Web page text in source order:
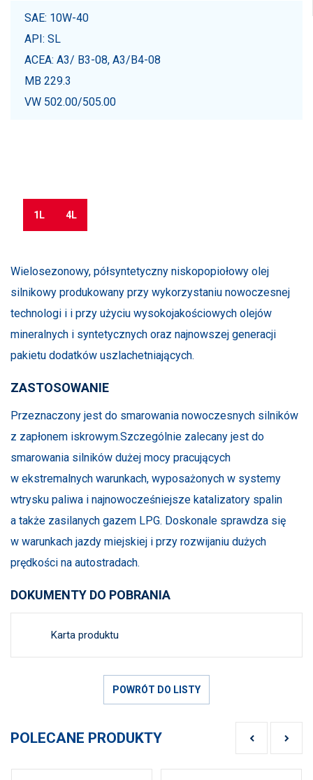
SAE: 10W-40
API: SL
ACEA: A3/ B3-08, A3/B4-08
MB 229.3
VW 502.00/505.00
1L 4L
Wielosezonowy, półsyntetyczny niskopopiołowy olej
silnikowy produkowany przy wykorzystaniu nowoczesnej
technologi i i przy użyciu wysokojakościowych olejów
mineralnych i syntetycznych oraz najnowszej generacji
pakietu dodatków uszlachetniających.
ZASTOSOWANIE
Przeznaczony jest do smarowania nowoczesnych silników
z zapłonem iskrowym.Szczególnie zalecany jest do
smarowania silników dużej mocy pracujących
w ekstremalnych warunkach, wyposażonych w systemy
wtrysku paliwa i najnowocześniejsze katalizatory spalin
a także zasilanych gazem LPG. Doskonale sprawdza się
w warunkach jazdy miejskiej i przy rozwijaniu dużych
prędkości na autostradach.
DOKUMENTY DO POBRANIA
Karta produktu
POWRÓT DO LISTY
POLECANE PRODUKTY